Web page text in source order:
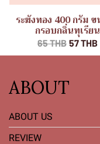
ระฆังทอง 400 กรัม
กรอบกลิ่นทุเรียน
65 THB 57 THB
ABOUT
ABOUT US
REVIEW